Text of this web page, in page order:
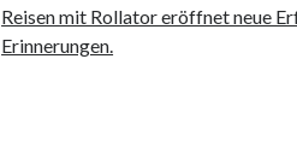
Reisen mit Rollator eröffnet neue
Erinnerungen.